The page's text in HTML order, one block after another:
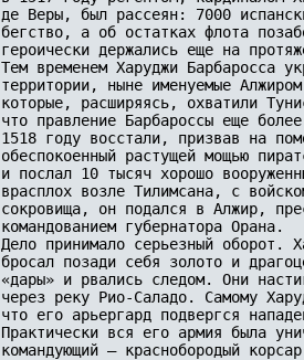
де Веры, был рассеян: 7000
бегство, а об остатках флота
героически держались еще на
Тем временем Харуджи Барбаросса
территории, ныне именуемые
которые, расширяясь, охватили
что правление Барбароссы еще
1518 году восстали, призвав на
обеспокоенный растущей мощью
и послал 10 тысяч хорошо
врасплох возле Тилимсана, с
сокровища, он подался в Алжир,
командованием губернатора Орана.
Дело принимало серьезный оборот.
бросал позади себя золото и
«дары» и рвались следом. Они
через реку Рио-Саладо. Самому
что его арьергард подвергся
Практически вся его армия была
командующий — краснобородый